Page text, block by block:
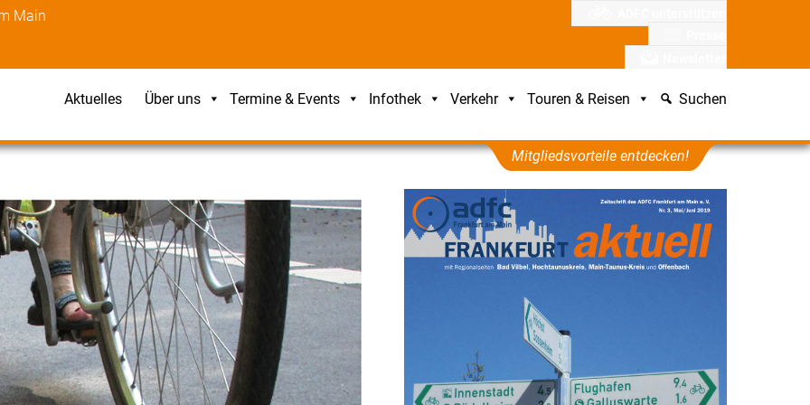
Main
Aktuelles Über uns Termine & Events Infothek Verkehr Touren & Reisen Suchen
Mitgliedsvorteile entdecken!